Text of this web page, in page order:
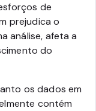
de
prejudica o
análise, afeta a
do
os dados em
contém